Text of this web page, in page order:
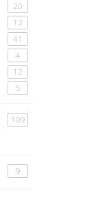
20
12
41
4
12
5
109
9